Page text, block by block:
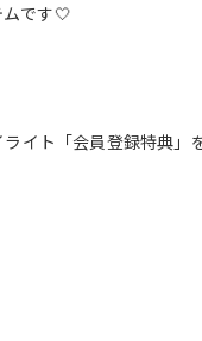
です🤍
イト「会員登録特典」